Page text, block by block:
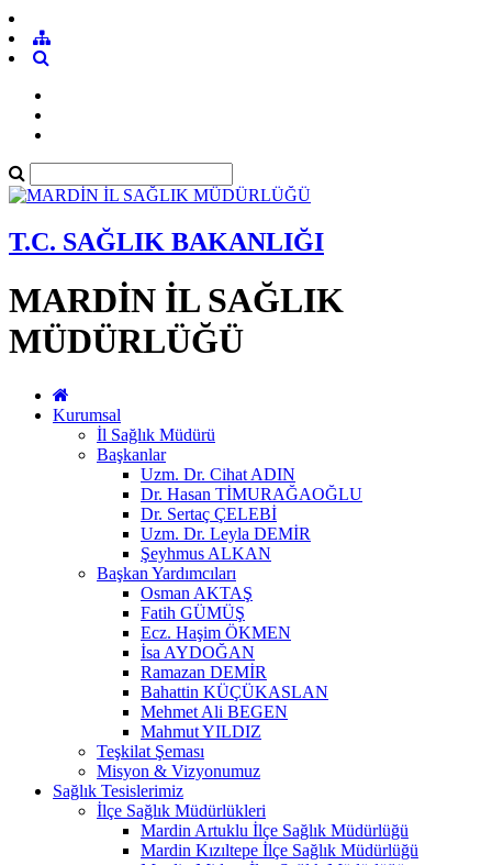
T.C. SAĞLIK BAKANLIĞI
MARDİN İL SAĞLIK
MÜDÜRLÜĞÜ
Kurumsal
İl Sağlık Müdürü
Başkanlar
Uzm. Dr. Cihat ADIN
Dr. Hasan TİMURAĞAOĞLU
Dr. Sertaç ÇELEBİ
Uzm. Dr. Leyla DEMİR
Şeyhmus ALKAN
Başkan Yardımcıları
Osman AKTAŞ
Fatih GÜMÜŞ
Ecz. Haşim ÖKMEN
İsa AYDOĞAN
Ramazan DEMİR
Bahattin KÜÇÜKASLAN
Mehmet Ali BEGEN
Mahmut YILDIZ
Teşkilat Şeması
Misyon & Vizyonumuz
Sağlık Tesislerimiz
İlçe Sağlık Müdürlükleri
Mardin Artuklu İlçe Sağlık Müdürlüğü
Mardin Kızıltepe İlçe Sağlık Müdürlüğü